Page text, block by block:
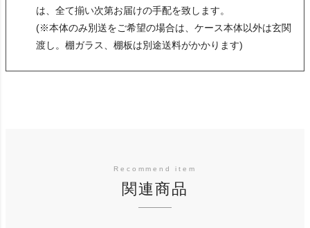
は、全て揃い次第お届けの手配を致します。
(※本体のみ別送をご希望の場合は、ケース本体以外は玄関
渡し。棚ガラス、棚板は別途送料がかかります)
関連商品